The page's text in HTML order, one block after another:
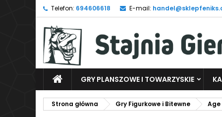
Telefon: 694606618 E-mail:
GRY PLANSZOWE I TOWARZYSKIE
Strona główna Gry Figurkowe i Bitewne Age
add_circle_outline